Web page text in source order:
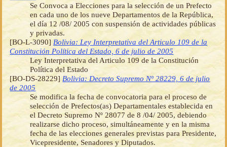
Se Convoca a Elecciones para la selección de un Prefecto
en cada uno de los nueve Departamentos de la República,
el día 12 /08/ 2005 con suspensión de actividades públicas
y privadas.
[BO-L-3090] Bolivia: Ley Interpretativa del Articulo 109 de la
Constitución Política del Estado, 6 de julio de 2005
Ley Interpretativa del Articulo 109 de la Constitución
Política del Estado
[BO-DS-28229]Bolivia: Decreto Supremo Nº 28229, 6 de julio
de 2005
Se modifica la fecha de convocatoria para el proceso de
selección de Prefectos(as) Departamentales establecida en
el Decreto Supremo Nº 28077 de 8 /04/ 2005, debiendo
realizarse dicho proceso, simultáneamente y en la misma
fecha de las elecciones generales previstas para Presidente,
Vicepresidente, Senadores y Diputados.